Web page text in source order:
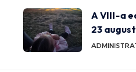
A VIII-a
23